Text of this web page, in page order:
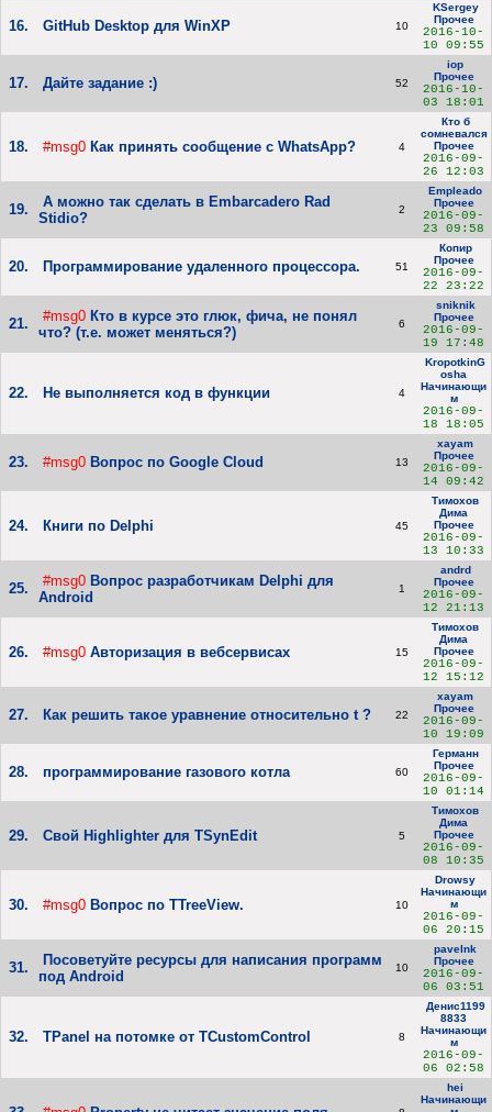
16. GitHub Desktop для WinXP 10
KSergey
Прочее
2016-10-
10 09:55
17. Дайте задание :) 52
iop
Прочее
2016-10-
03 18:01
18. #msg0 Как принять сообщение с WhatsApp? 4
Кто б
сомневался
Прочее
2016-09-
26 12:03
19.
А можно так сделать в Embarcadero Rad
Stidio?
2
Empleado
Прочее
2016-09-
23 09:58
20. Программирование удаленного процессора. 51
Копир
Прочее
2016-09-
22 23:22
21. #msg0 Кто в курсе это глюк, фича, не понял
что? (т.е. может меняться?)
6
sniknik
Прочее
2016-09-
19 17:48
22. Не выполняется код в функции 4
KropotkinG
osha
Начинающи
м
2016-09-
18 18:05
23. #msg0 Вопрос по Google Cloud 13
xayam
Прочее
2016-09-
14 09:42
24. Книги по Delphi 45
Тимохов
Дима
Прочее
2016-09-
13 10:33
25. #msg0 Вопрос разработчикам Delphi для
Android
1
andrd
Прочее
2016-09-
12 21:13
26. #msg0 Авторизация в вебсервисах 15
Тимохов
Дима
Прочее
2016-09-
12 15:12
27. Как решить такое уравнение относительно t ? 22
xayam
Прочее
2016-09-
10 19:09
28. программирование газового котла 60
Германн
Прочее
2016-09-
10 01:14
29. Свой Highlighter для TSynEdit 5
Тимохов
Дима
Прочее
2016-09-
08 10:35
30. #msg0 Вопрос по TTreeView. 10
Drowsy
Начинающи
м
2016-09-
06 20:15
31.
Посоветуйте ресурсы для написания программ
под Android
10
pavelnk
Прочее
2016-09-
06 03:51
32. TPanel на потомке от TCustomControl 8
Денис1199
8833
Начинающи
м
2016-09-
06 02:58
hei
Начинающи